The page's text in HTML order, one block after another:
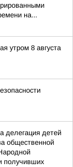
на...
утром 8 августа
делегация детей
общественной
получивших